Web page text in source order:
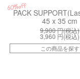
60%off
PACK
45 x 35 cm
9,900円(税込)
3,960 円(税込)
この商品を探す